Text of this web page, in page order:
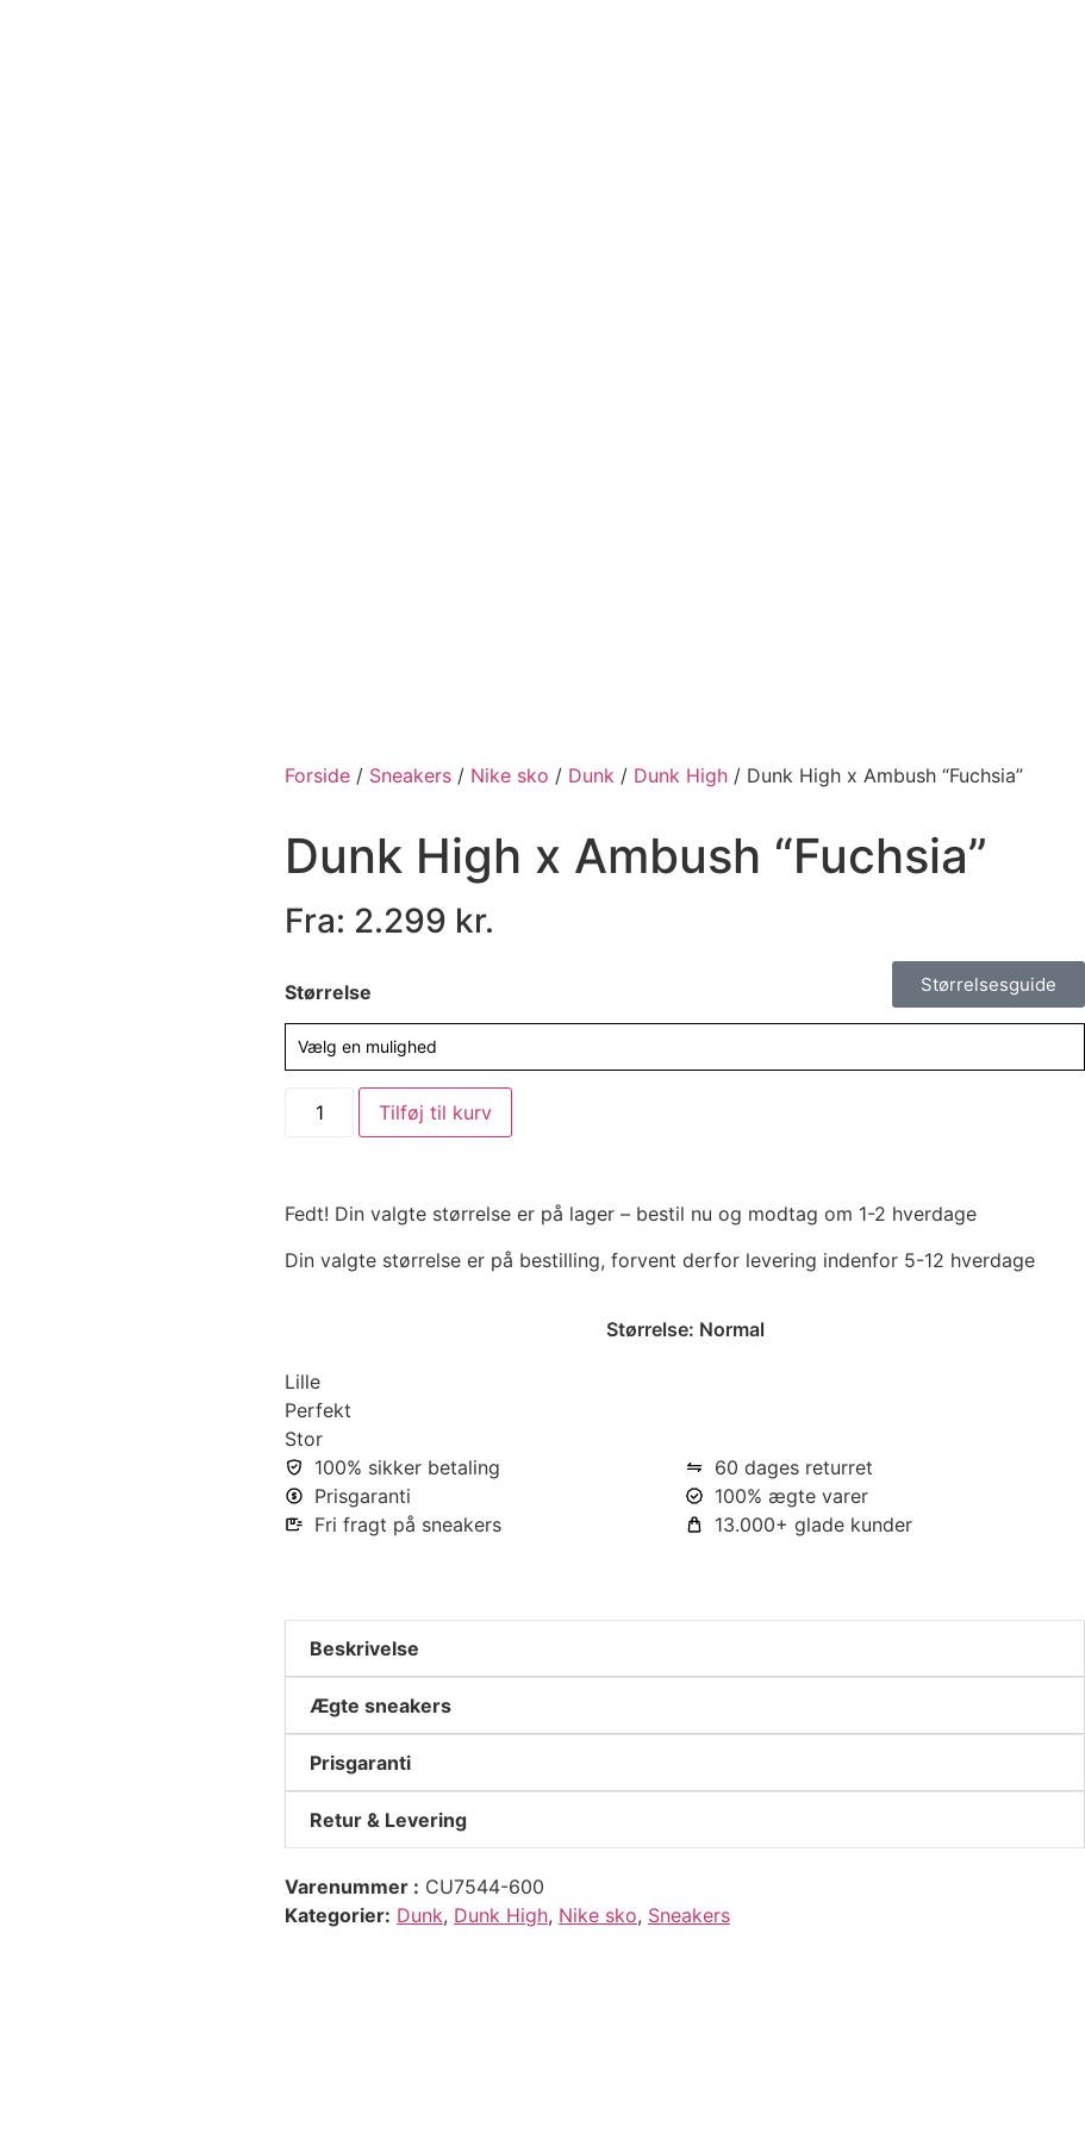
Forside / Sneakers / Nike sko / Dunk / Dunk High / Dunk High x Ambush “Fuchsia”
Dunk High x Ambush “Fuchsia”
Fra: 2.299 kr.
Størrelsesguide
Størrelse
Vælg en mulighed
Tilføj til kurv
Fedt! Din valgte størrelse er på lager – bestil nu og modtag om 1-2 hverdage
Din valgte størrelse er på bestilling, forvent derfor levering indenfor 5-12 hverdage
Størrelse: Normal
Lille
Perfekt
Stor
100% sikker betaling
Prisgaranti
Fri fragt på sneakers
60 dages returret
100% ægte varer
13.000+ glade kunder
Beskrivelse
Ægte sneakers
Prisgaranti
Retur & Levering
Varenummer
CU7544-600
Kategorier Dunk, Dunk High, Nike sko, Sneakers